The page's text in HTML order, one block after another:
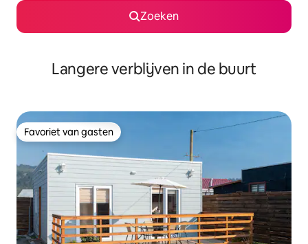
Zoeken
Langere verblijven in de buurt
Favoriet van gasten
Favoriet van gasten